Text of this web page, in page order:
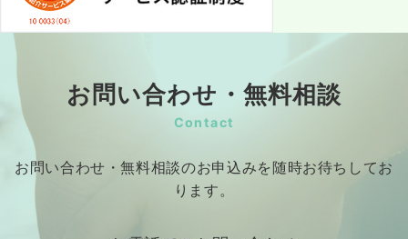
お問い合わせ・無料相談
Contact
お問い合わせ・無料相談のお申込みを随時お待ちしてお
ります。